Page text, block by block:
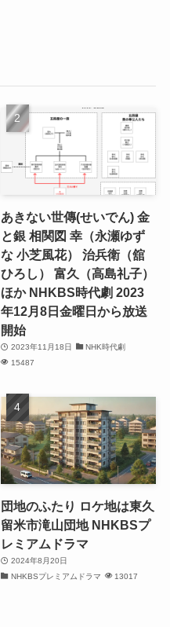
あきない世傳(せいでん) 金
と銀 相関図 幸（永瀬ゆず
な 小芝風花） 治兵衛（舘
ひろし） 富久（高島礼子）
ほか NHKBS時代劇 2023
年12月8日金曜日から放送
開始
2023年11月18日
NHK時代劇
15487
団地のふたり ロケ地は東久
留米市滝山団地 NHKBSプ
レミアムドラマ
2024年8月20日
NHKBSプレミアムドラマ
13017